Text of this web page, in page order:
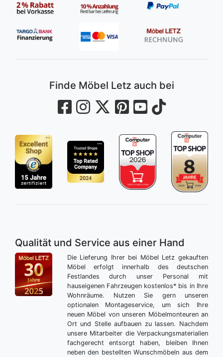
Finde Möbel Letz auch bei
Qualität und Service aus einer Hand
Die Lieferung Ihrer bei Möbel Letz gekauften
Möbel erfolgt innerhalb des deutschen
Festlandes durch unser Personal mit
hauseigenen Fahrzeugen kostenlos* bis in Ihre
Wohnräume. Nutzen Sie gern unseren
optionalen Montageservice, um sich Ihre
neuen Möbel von unseren Möbelmonteuren an
Ort und Stelle aufbauen zu lassen. Nachdem
unsere Mitarbeiter die Verpackungsmaterialien
fachgerecht entsorgt haben, bleiben Ihnen
neben den bestellten Wunschmöbeln aus dem